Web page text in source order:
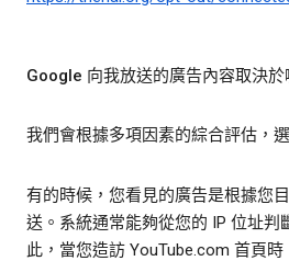
Google 向我放送的廣告內容取決於
我們會根據多項因素的綜合評估，
有的時候，您看見的廣告是根據您
送。系統通常能夠從您的 IP 位址判
此，當您造訪 YouTube.com 首頁